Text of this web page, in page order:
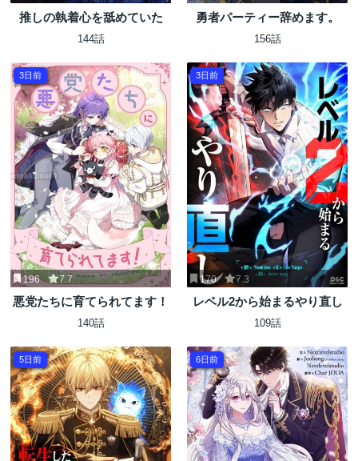
推しの執着心を舐めていた
144話
勇者パーティー辞めます。
156話
3日前
196 7.7
悪党たちに育てられてます！
140話
3日前
170 7.3
レベル2から始まるやり直し
109話
5日前 6日前